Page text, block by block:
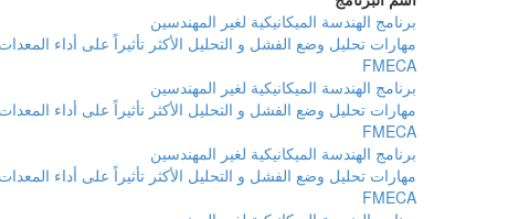
برنامج الهندسة الميكانيكية لغير المهندسين
مهارات تحليل وضع الفشل و التحليل الأكثر تأثيراً على أداء المعدات
FMECA
برنامج الهندسة الميكانيكية لغير المهندسين
مهارات تحليل وضع الفشل و التحليل الأكثر تأثيراً على أداء المعدات
FMECA
برنامج الهندسة الميكانيكية لغير المهندسين
مهارات تحليل وضع الفشل و التحليل الأكثر تأثيراً على أداء المعدات
FMECA